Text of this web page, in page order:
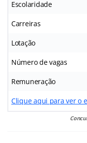
Escolaridade
Carreiras
Lotação
Número de vagas
Remuneração
Clique aqui para ver o